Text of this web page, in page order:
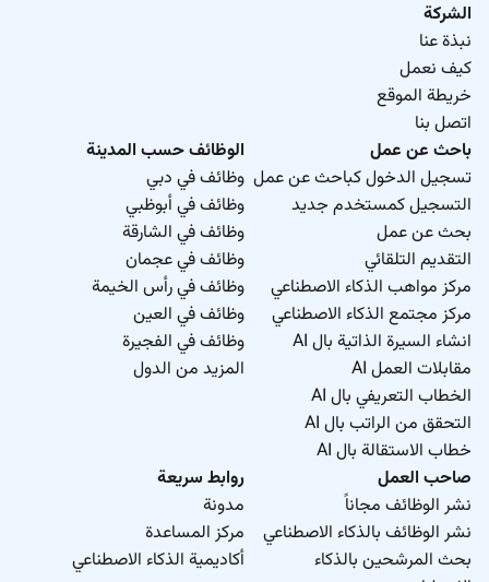
الشركة
نبذة عنا
كيف نعمل
خريطة الموقع
اتصل بنا
باحث عن عمل
تسجيل الدخول كباحث عن عمل
التسجيل كمستخدم جديد
بحث عن عمل
التقديم التلقائي
مركز مواهب الذكاء الاصطناعي
مركز مجتمع الذكاء الاصطناعي
انشاء السيرة الذاتية بال AI
مقابلات العمل AI
الخطاب التعريفي بال AI
التحقق من الراتب بال AI
خطاب الاستقالة بال AI
الوظائف حسب المدينة
وظائف في دبي
وظائف في أبوظبي
وظائف في الشارقة
وظائف في عجمان
وظائف في رأس الخيمة
وظائف في العين
وظائف في الفجيرة
المزيد من الدول
صاحب العمل
نشر الوظائف مجاناً
نشر الوظائف بالذكاء الاصطناعي
بحث المرشحين بالذكاء
روابط سريعة
مدونة
مركز المساعدة
أكاديمية الذكاء الاصطناعي